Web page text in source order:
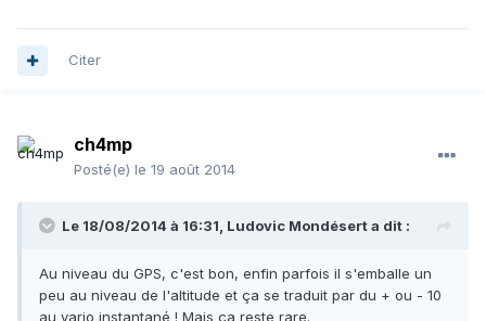
Citer
ch4mp
Posté(e) le 19 août 2014
Le 18/08/2014 à 16:31, Ludovic Mondésert a dit :
Au niveau du GPS, c'est bon, enfin parfois il s'emballe un
peu au niveau de l'altitude et ça se traduit par du + ou - 10
au vario instantané ! Mais ça reste rare.